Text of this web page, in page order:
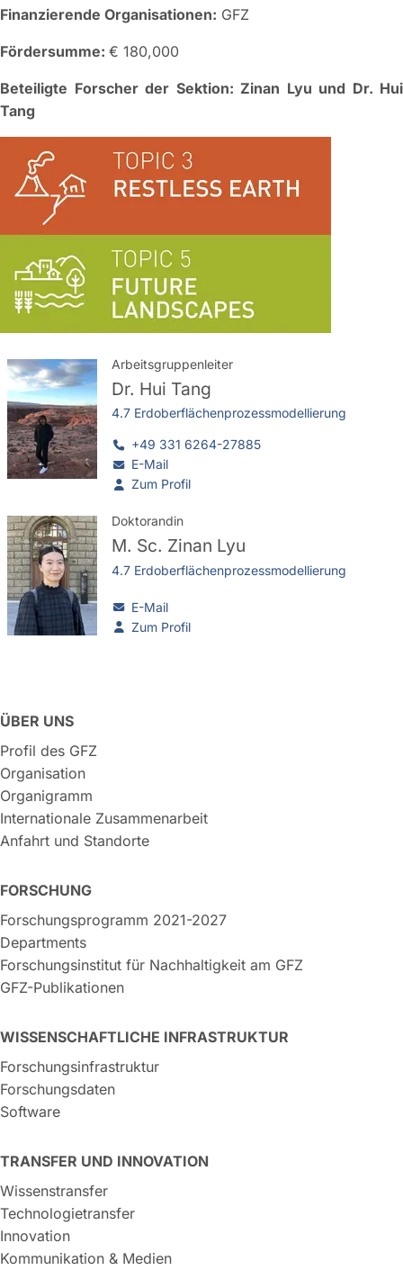
Finanzierende Organisationen: GFZ
Fördersumme: € 180,000
Beteiligte Forscher der Sektion: Zinan Lyu und Dr. Hui
Tang
Arbeitsgruppenleiter
Dr. Hui Tang
4.7 Erdoberflächenprozessmodellierung
+49 331 6264-27885
E-Mail
Zum Profil
Doktorandin
M. Sc. Zinan Lyu
4.7 Erdoberflächenprozessmodellierung
E-Mail
Zum Profil
ÜBER UNS
Profil des GFZ
Organisation
Organigramm
Internationale Zusammenarbeit
Anfahrt und Standorte
FORSCHUNG
Forschungsprogramm 2021-2027
Departments
Forschungsinstitut für Nachhaltigkeit am GFZ
GFZ-Publikationen
WISSENSCHAFTLICHE INFRASTRUKTUR
Forschungsinfrastruktur
Forschungsdaten
Software
TRANSFER UND INNOVATION
Wissenstransfer
Technologietransfer
Innovation
Kommunikation & Medien